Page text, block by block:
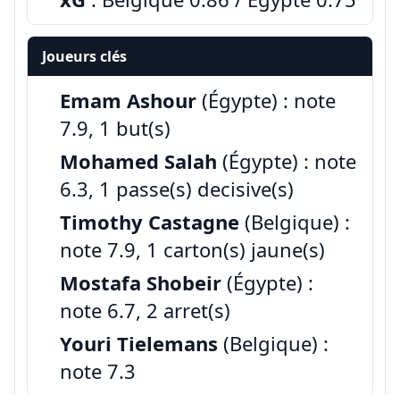
Joueurs clés
Emam Ashour (Égypte) : note
7.9, 1 but(s)
Mohamed Salah (Égypte) : note
6.3, 1 passe(s) decisive(s)
Timothy Castagne (Belgique) :
note 7.9, 1 carton(s) jaune(s)
Mostafa Shobeir (Égypte) :
note 6.7, 2 arret(s)
Youri Tielemans (Belgique) :
note 7.3